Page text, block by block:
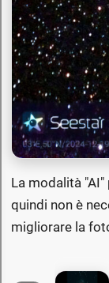
La modalità
quindi non è
migliorare la